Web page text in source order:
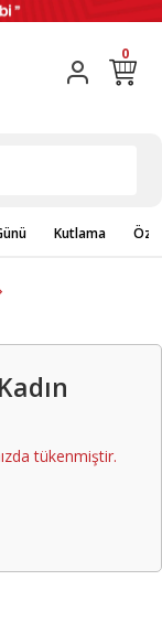
0
Kutlama
tükenmiştir.